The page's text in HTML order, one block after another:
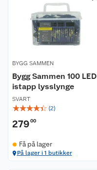
BYGG SAMMEN
Bygg Sammen 100 LED
istapp lysslynge
SVART
☆☆☆☆☆ (2)
27900
Få på lager
På lager i 1 butikker